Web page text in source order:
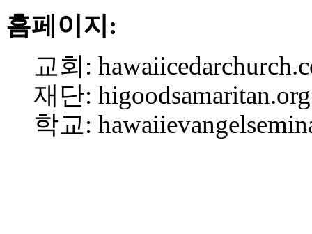
절
코
홈페이지:
교회:
재단: higoodsamaritan.org
학교: